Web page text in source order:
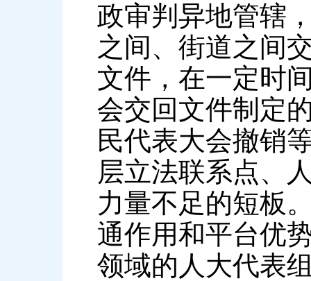
政审判异地管辖
之间、街道之间
文件，在一定时
会交回文件制定
民代表大会撤销
层立法联系点、
力量不足的短板
通作用和平台优
领域的人大代表